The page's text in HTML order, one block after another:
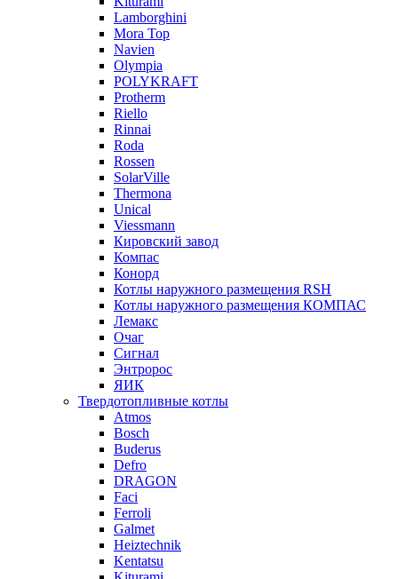
Lamborghini
Mora Top
Navien
Olympia
POLYKRAFT
Protherm
Riello
Rinnai
Roda
Rossen
SolarVille
Thermona
Unical
Viessmann
Кировский завод
Компас
Конорд
Котлы наружного размещения RSH
Котлы наружного размещения КОМПАС
Лемакс
Очаг
Сигнал
Энтророс
ЯИК
Твердотопливные котлы
Atmos
Bosch
Buderus
Defro
DRAGON
Faci
Ferroli
Galmet
Heiztechnik
Kentatsu